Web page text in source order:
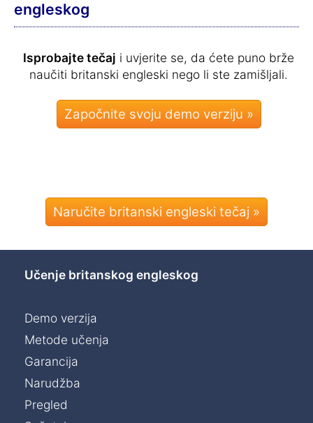
engleskog
Isprobajte tečaj i uvjerite se, da ćete puno brže
naučiti britanski engleski nego li ste zamišljali.
Naručite britanski engleski tečaj »
Učenje britanskog engleskog
Demo verzija
Metode učenja
Garancija
Narudžba
Pregled